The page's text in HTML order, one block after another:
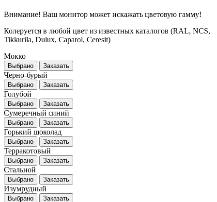
Внимание! Ваш монитор может искажать цветовую гамму!
Колеруется в любой цвет из известных каталогов (RAL, NCS,
Tikkurila, Dulux, Caparol, Ceresit)
Мокко
Выбрано Заказать
Черно-бурый
Выбрано Заказать
Голубой
Выбрано Заказать
Сумеречный синий
Выбрано Заказать
Горький шоколад
Выбрано Заказать
Терракотовый
Выбрано Заказать
Стальной
Выбрано Заказать
Изумрудный
Выбрано Заказать